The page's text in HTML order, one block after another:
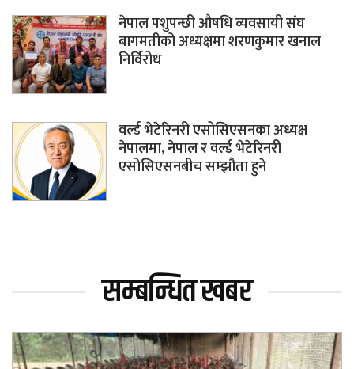
नेपाल पशुपन्छी औषधि व्यवसायी संघ
बागमतीको अध्यक्षमा शरणकुमार खनाल
निर्विरोध
वर्ल्ड भेटेरिनरी एसोसिएसनका अध्यक्ष
नेपालमा, नेपाल र वर्ल्ड भेटेरिनरी
एसोसिएसनबीच सम्झौता हुने
सम्बन्धित खबर